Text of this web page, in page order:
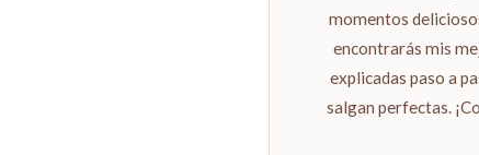
momentos
encontrarás mis
explicadas paso a
salgan perfectas.